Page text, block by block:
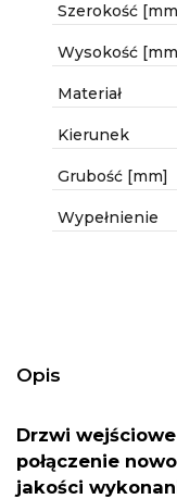
Szerokość
Wysokość
Materiał
Kierunek
Grubość [mm]
Wypełnienie
Opis
Drzwi wejściowe
połączenie
jakości